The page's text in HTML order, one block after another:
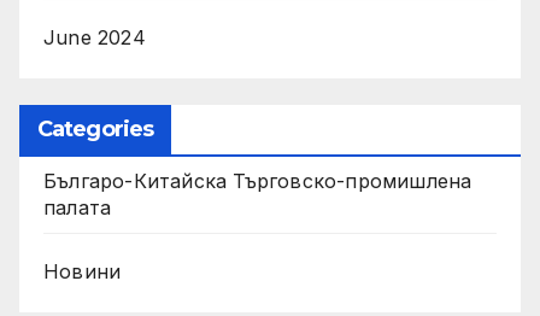
June 2024
Categories
Българо-Китайска Търговско-промишлена
палaта
Новини